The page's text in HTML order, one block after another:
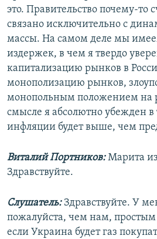
это. Правительство почему-то
связано исключительно с
массы. На самом деле мы
издержек, в чем я твердо
капитализацию рынков в
монополизацию рынков,
монопольным положением на
смысле я абсолютно убежден в
инфляции будет выше, чем
Виталий Портников:Марита
Здравствуйте.
Слушатель:Здравствуйте. У
пожалуйста, чем нам,
если Украина будет газ